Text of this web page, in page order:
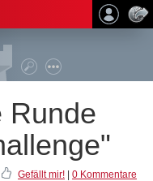
Runde
Gefällt mir! 0 Kommentare